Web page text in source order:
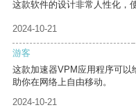
这款软件的设计非常人性化，
2024-10-21
游客
这款加速器VPM应用程序可以
助你在网络上自由移动。
2024-10-21